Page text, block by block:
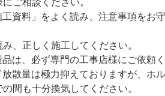
資料」をよく読み、注意事項をお守
、正しく施工してください。
は、必ず専門の工事店様にご依頼く
散量は極力抑えておりますが、ホ
間も十分換気してください。